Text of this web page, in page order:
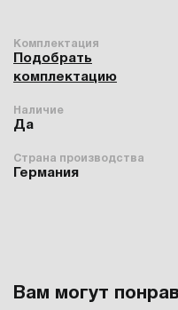
Комплектация
Подобрать
комплектацию
Наличие
Да
Страна производства
Германия
Вам могут